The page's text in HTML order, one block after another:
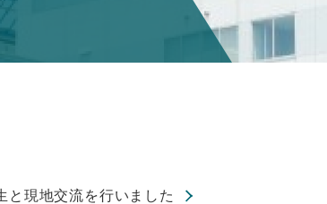
と現地交流を行いました